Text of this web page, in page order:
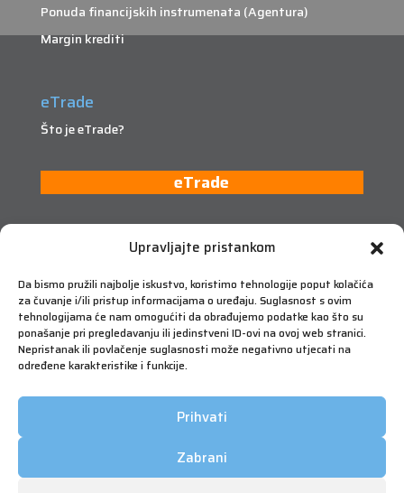
Upravljajte pristankom
Da bismo pružili najbolje iskustvo, koristimo tehnologije poput kolačića
za čuvanje i/ili pristup informacijama o uređaju. Suglasnost s ovim
tehnologijama će nam omogućiti da obrađujemo podatke kao što su
ponašanje pri pregledavanju ili jedinstveni ID-ovi na ovoj web stranici.
Nepristanak ili povlačenje suglasnosti može negativno utjecati na
određene karakteristike i funkcije.
Prihvati
Zabrani
Ponuda financijskih instrumenata (Agentura)
Margin krediti
eTrade
Što je eTrade?
eTrade